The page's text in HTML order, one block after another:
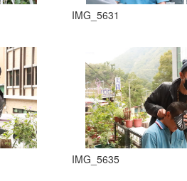
IMG_5631
IMG_5635